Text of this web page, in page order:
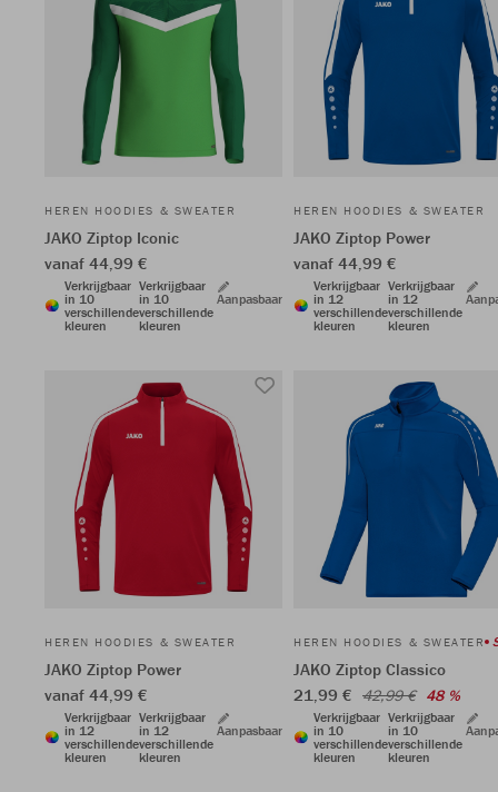
HEREN HOODIES & SWEATER
JAKO Ziptop Iconic
vanaf 44,99 €
Verkrijgbaar
in 10
verschillende
kleuren
Verkrijgbaar
in 10
verschillende
kleuren
Aanpasbaar
HEREN HOODIES & SWEATER
JAKO Ziptop Power
vanaf 44,99 €
Verkrijgbaar
in 12
verschillende
kleuren
Verkrijgbaar
in 12
verschillende
kleuren
HEREN HOODIES & SWEATER
JAKO Ziptop Power
vanaf 44,99 €
Verkrijgbaar
in 12
verschillende
kleuren
Verkrijgbaar
in 12
verschillende
kleuren
Aanpasbaar
HEREN HOODIES & SWEATER
JAKO Ziptop Classico
21,99 € 42,99 € 48 %
Verkrijgbaar
in 10
verschillende
kleuren
Verkrijgbaar
in 10
verschillende
kleuren